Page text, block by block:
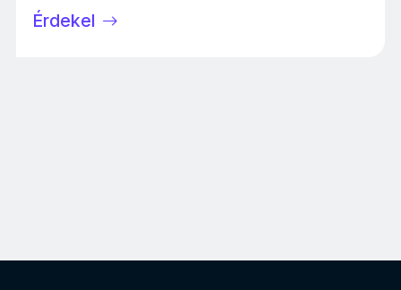
Érdekel